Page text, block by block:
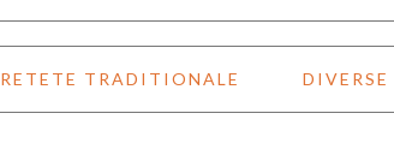
RETETE TRADITIONALE DIVERSE